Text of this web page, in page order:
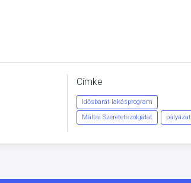
Címke
Idősbarát lakásprogram
Máltai Szeretetszolgálat
pályázat